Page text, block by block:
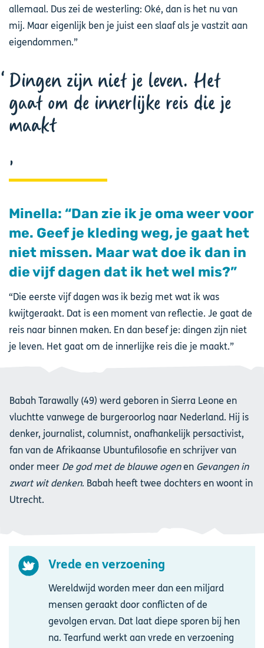
allemaal. Dus zei de westerling: Oké, dan is het nu van
mij. Maar eigenlijk ben je juist een slaaf als je vastzit aan
eigendommen.”
Dingen zijn niet je leven. Het
gaat om de innerlijke reis die je
maakt
Minella: “Dan zie ik je oma weer voor
me. Geef je kleding weg, je gaat het
niet missen. Maar wat doe ik dan in
die vijf dagen dat ik het wel mis?”
“Die eerste vijf dagen was ik bezig met wat ik was
kwijtgeraakt. Dat is een moment van reflectie. Je gaat de
reis naar binnen maken. En dan besef je: dingen zijn niet
je leven. Het gaat om de innerlijke reis die je maakt.”
Babah Tarawally (49) werd geboren in Sierra Leone en
vluchtte vanwege de burgeroorlog naar Nederland. Hij is
denker, journalist, columnist, onafhankelijk persactivist,
fan van de Afrikaanse Ubuntufilosofie en schrijver van
onder meer De god met de blauwe ogenen Gevangen in
zwart wit denken. Babah heeft twee dochters en woont in
Utrecht.
AfbeeldingVrede en verzoening
Wereldwijd worden meer dan een miljard
mensen geraakt door conflicten of de
gevolgen ervan. Dat laat diepe sporen bij hen
na. Tearfund werkt aan vrede en verzoening